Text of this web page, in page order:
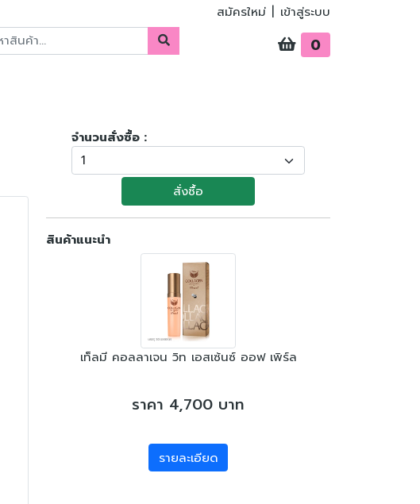
สมัครใหม่ เข้าสู่ระบบ
0
จำนวนสั่งซื้อ :
สั่งซื้อ
สินค้าแนะนำ
เท็ลมี คอลลาเจน วิท เอสเซ้นซ์ ออฟ เพิร์ล
ราคา 4,700 บาท
รายละเอียด